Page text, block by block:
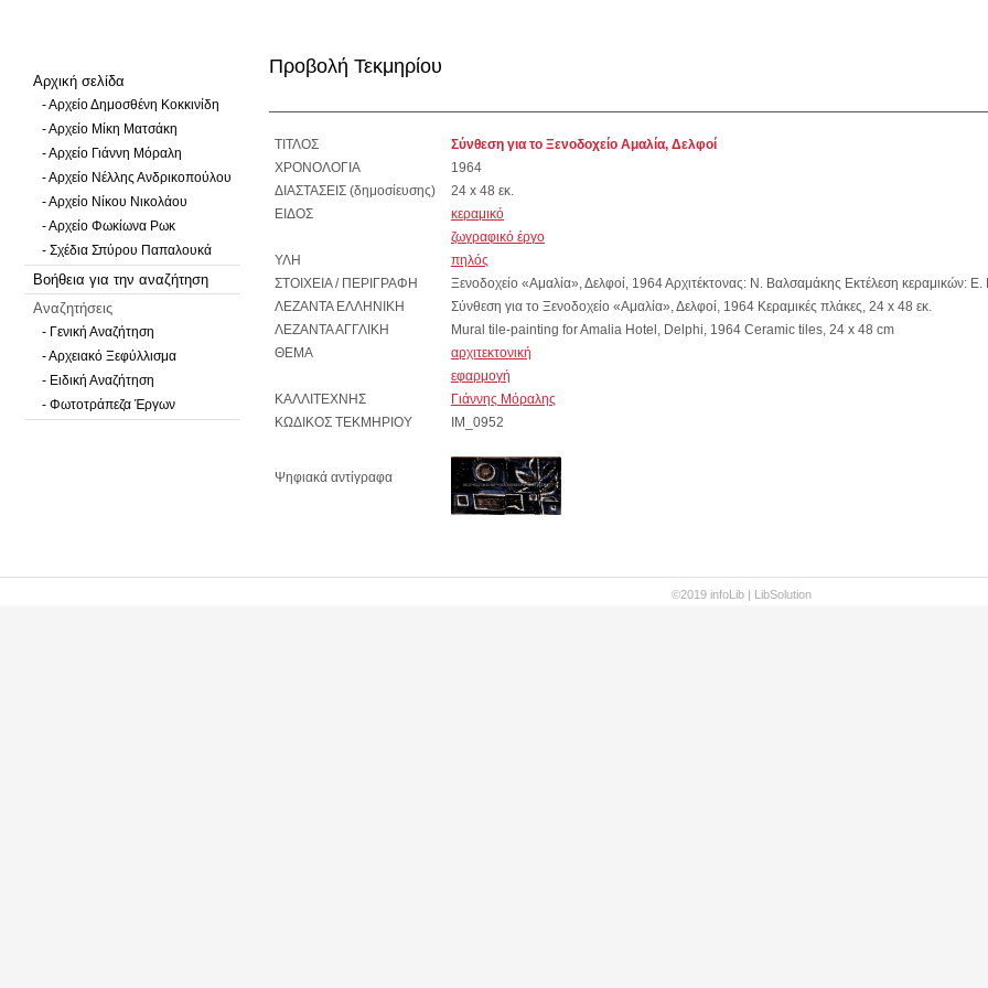
Αρχική σελίδα
- Αρχείο Δημοσθένη Κοκκινίδη
- Αρχείο Μίκη Ματσάκη
- Αρχείο Γιάννη Μόραλη
- Αρχείο Νέλλης Ανδρικοπούλου
- Αρχείο Νίκου Νικολάου
- Αρχείο Φωκίωνα Ρωκ
- Σχέδια Σπύρου Παπαλουκά
Βοήθεια για την αναζήτηση
Αναζητήσεις
- Γενική Αναζήτηση
- Αρχειακό Ξεφύλλισμα
- Ειδική Αναζήτηση
- Φωτοτράπεζα Έργων
Προβολή Τεκμηρίου
ΤΙΤΛΟΣ
Σύνθεση για το Ξενοδοχείο Αμαλία, Δελφοί
ΧΡΟΝΟΛΟΓΙΑ
1964
ΔΙΑΣΤΑΣΕΙΣ (δημοσίευσης)
24 x 48 εκ.
ΕΙΔΟΣ
κεραμικό
ζωγραφικό έργο
ΥΛΗ
πηλός
ΣΤΟΙΧΕΙΑ / ΠΕΡΙΓΡΑΦΗ
Ξενοδοχείο «Αμαλία», Δελφοί, 1964 Αρχιτέκτονας: Ν. Βαλσαμάκης Εκτέλεση κεραμικών: Ε.
ΛΕΖΑΝΤΑ ΕΛΛΗΝΙΚΗ
Σύνθεση για το Ξενοδοχείο «Αμαλία», Δελφοί, 1964 Κεραμικές πλάκες, 24 x 48 εκ.
ΛΕΖΑΝΤΑ ΑΓΓΛΙΚΗ
Mural tile-painting for Amalia Hotel, Delphi, 1964 Ceramic tiles, 24 x 48 cm
ΘΕΜΑ
αρχιτεκτονική
εφαρμογή
ΚΑΛΛΙΤΕΧΝΗΣ
Γιάννης Μόραλης
ΚΩΔΙΚΟΣ ΤΕΚΜΗΡΙΟΥ
IM_0952
Ψηφιακά αντίγραφα
©2019 infoLib | LibSolution